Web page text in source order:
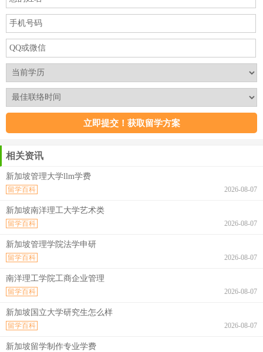
相关资讯
新加坡管理大学llm学费
2026-08-07
留学百科
新加坡南洋理工大学艺术类
2026-08-07
留学百科
新加坡管理学院法学申研
2026-08-07
留学百科
南洋理工学院工商企业管理
2026-08-07
留学百科
新加坡国立大学研究生怎么样
2026-08-07
留学百科
新加坡留学制作专业学费